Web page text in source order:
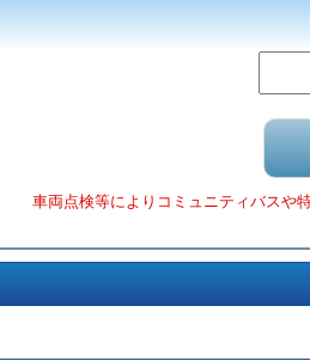
車両点検等によりコミュニティバスや